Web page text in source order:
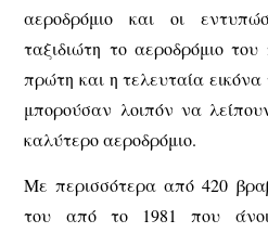
αεροδρόμιο και οι
ταξιδιώτη το αεροδρόμιο
πρώτη και η τελευταία
μπορούσαν λοιπόν να
καλύτερο αεροδρόμιο.
Με περισσότερα από 420
του από το 1981 που